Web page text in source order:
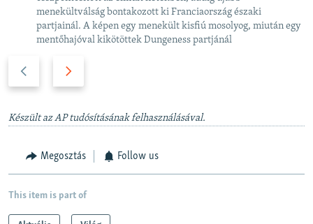
menekültválság bontakozott ki Franciaország északi
partjainál. A képen egy menekült kisfiú mosolyog, miután egy
mentőhajóval kikötöttek Dungeness partjánál
v
t
l
Készült az AP tudósításának felhasználásával.
Megosztás Follow us
This item is part of